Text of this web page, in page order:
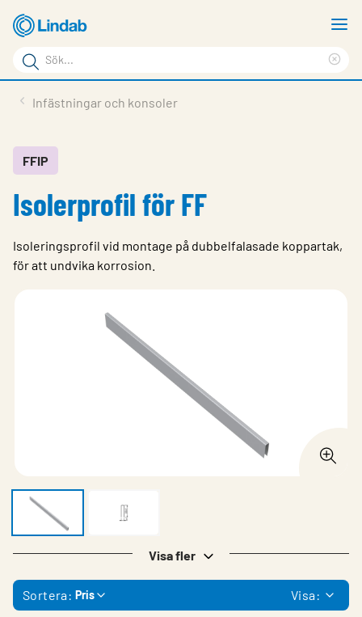
Hoppa
till
huvudinnehållet
Sökord
Sök
på
Service & Support
Hållbarhet
Kontakt
Choose languge
Infästningar och konsoler
FFIP
Isolerprofil för FF
Isoleringsprofil vid montage på dubbelfalasade koppartak,
för att undvika korrosion.
Visa fler
Sortera: Pris Visa: